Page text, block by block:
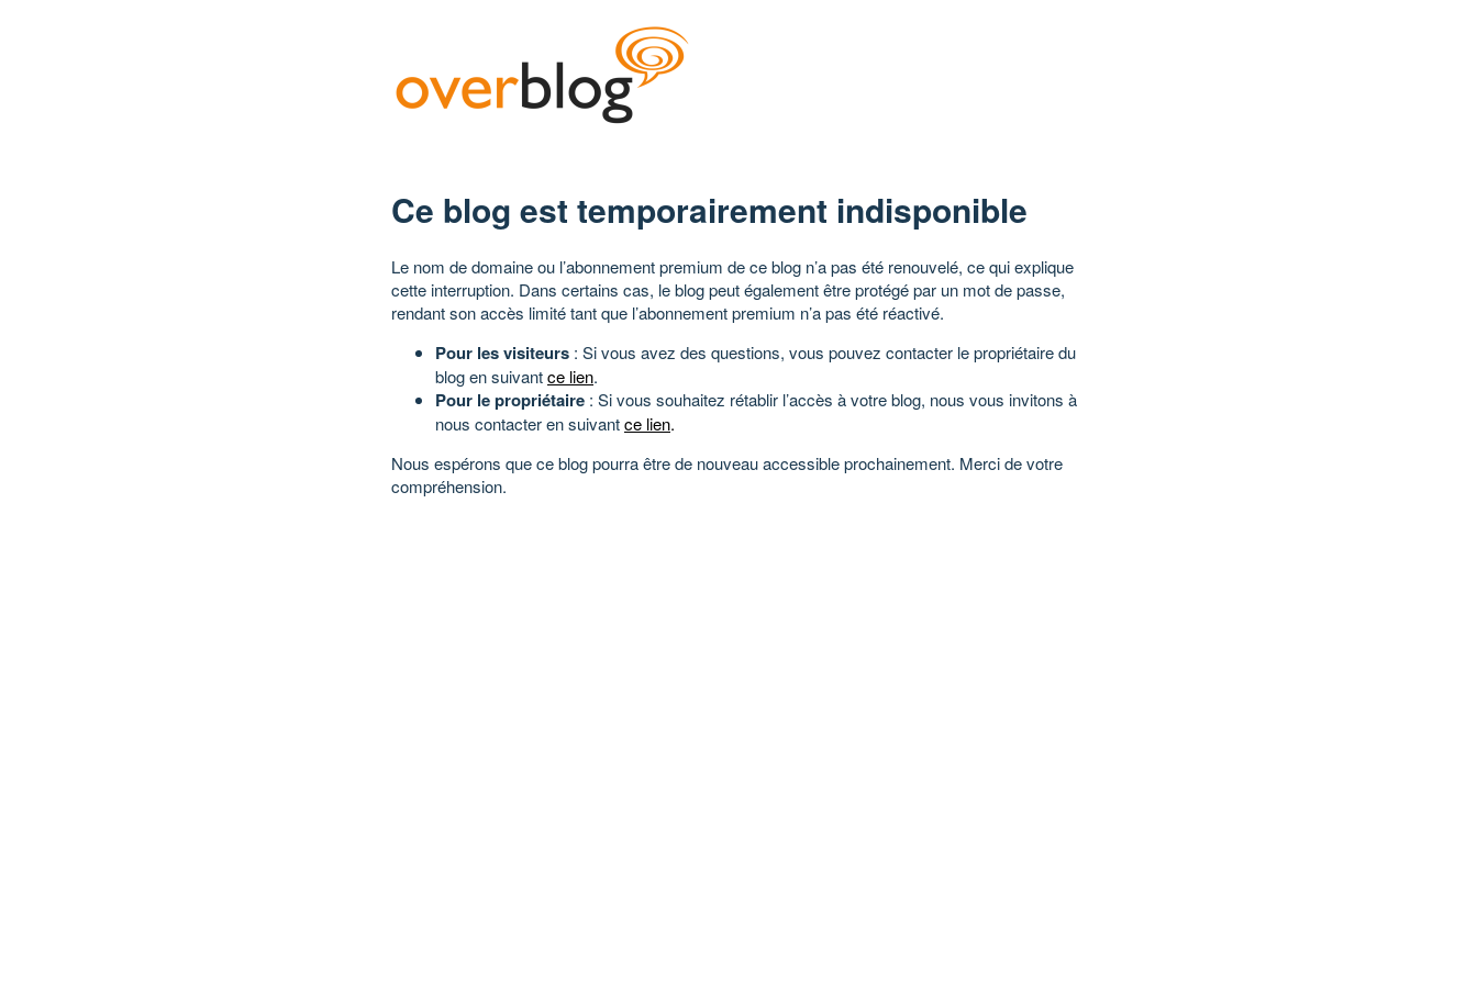
Ce blog est temporairement indisponible
Le nom de domaine ou l’abonnement premium de ce blog n’a pas été renouvelé, ce qui explique
cette interruption. Dans certains cas, le blog peut également être protégé par un mot de passe,
rendant son accès limité tant que l’abonnement premium n’a pas été réactivé.
Pour les visiteurs : Si vous avez des questions, vous pouvez contacter le propriétaire du
blog en suivantce lien.
Pour le propriétaire : Si vous souhaitez rétablir l’accès à votre blog, nous vous invitons à
nous contacter en suivantce lien.
Nous espérons que ce blog pourra être de nouveau accessible prochainement. Merci de votre
compréhension.